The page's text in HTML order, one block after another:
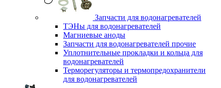
Запчасти для водонагревателей
ТЭНы для водонагревателей
Магниевые аноды
Запчасти для водонагревателей прочие
Уплотнительные прокладки и кольца для
водонагревателей
Терморегуляторы и термопредохранители
для водонагревателей